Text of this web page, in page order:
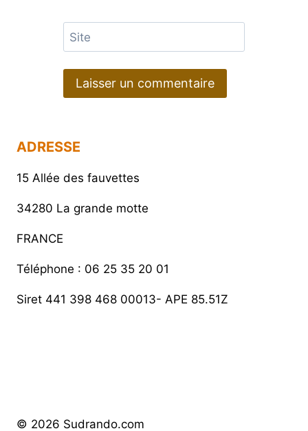
Site
ADRESSE
15 Allée des fauvettes
34280 La grande motte
FRANCE
Téléphone : 06 25 35 20 01
Siret 441 398 468 00013- APE 85.51Z
© 2026 Sudrando.com